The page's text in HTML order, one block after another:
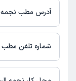
بگیرید.آدرس مطب نجمه
پورنجفی به شرح زیر
شماره تلفن
مطب میدان امام حسین :